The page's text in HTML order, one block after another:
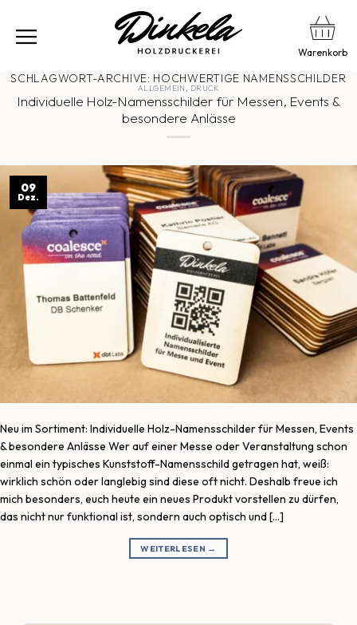
Warenkorb
SCHLAGWORT-ARCHIVE: HOCHWERTIGE NAMENSSCHILDER
ALLGEMEIN , DRUCK
Individuelle Holz-Namensschilder für Messen, Events &
besondere Anlässe
09
Dez.
Neu im Sortiment: Individuelle Holz-Namensschilder für Messen, Events
& besondere Anlässe Wer auf einer Messe oder Veranstaltung schon
einmal ein typisches Kunststoff-Namensschild getragen hat, weiß:
wirklich schön oder langlebig sind diese oft nicht. Deshalb freue ich
mich besonders, euch heute ein neues Produkt vorstellen zu dürfen,
das nicht nur funktional ist, sondern auch optisch und […]
WEITERLESEN →